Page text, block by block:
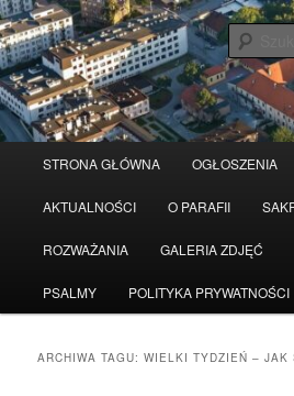
Przeskocz
do
tekstu
Przeskocz
do
widgetów
STRONA GŁÓWNA OGŁOSZENIA
AKTUALNOŚCI O PARAFII
ROZWAŻANIA GALERIA ZDJĘĆ
PSALMY POLITYKA PRYWATNOŚCI
ARCHIWA TAGU:WIELKI TYDZIEŃ – JAK
Serwis wykorzystuje pliki Cookies